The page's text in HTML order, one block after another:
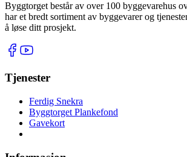
Byggtorget består av over 100 byggevarehus
har et bredt sortiment av byggevarer og
å løse ditt prosjekt.
Tjenester
Ferdig Snekra
Byggtorget Plankefond
Gavekort